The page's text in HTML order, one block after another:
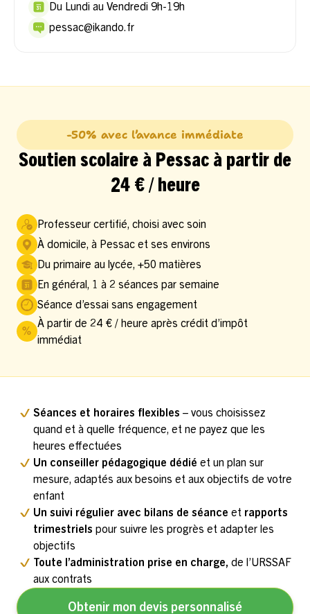
Du Lundi au Vendredi 9h-19h
pessac@ikando.fr
-50% avec l’avance immédiate
Soutien scolaire à Pessac à partir de
24 € / heure
Professeur certifié, choisi avec soin
À domicile, à Pessac et ses environs
Du primaire au lycée, +50 matières
En général, 1 à 2 séances par semaine
Séance d’essai sans engagement
À partir de 24 € / heure après crédit d’impôt
immédiat
Séances et horaires flexibles – vous choisissez
quand et à quelle fréquence, et ne payez que les
heures effectuées
Un conseiller pédagogique dédié et un plan sur
mesure, adaptés aux besoins et aux objectifs de votre
enfant
Un suivi régulier avec bilans de séance et rapports
trimestriels pour suivre les progrès et adapter les
objectifs
Toute l’administration prise en charge, de l’URSSAF
aux contrats
Obtenir mon devis personnalisé